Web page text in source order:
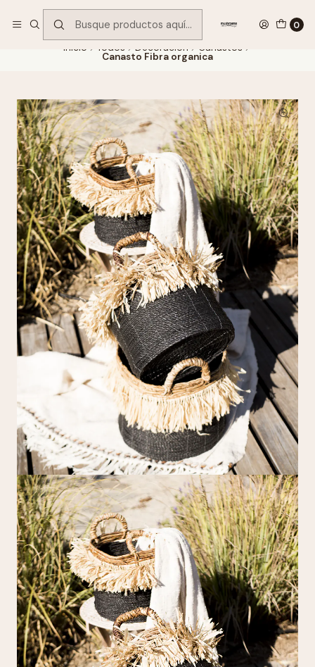
0
Inicio Todos Decoración Canastos
Canasto Fibra organica